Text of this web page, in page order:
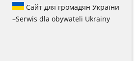
Сайт для громадян України
–Serwis dla obywateli Ukrainy